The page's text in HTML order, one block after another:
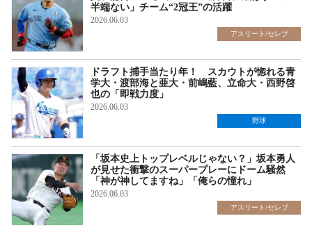
半端ない」チーム“2冠王”の活躍
2026.06.03
アスリート/セレブ
ドラフト捕手当たり年！ スカウトが惚れる青
学大・渡部海と亜大・前嶋藍、立命大・西野啓
也の「即戦力度」
2026.06.03
野球
「坂本史上トップレベルじゃない？」坂本勇人
が見せた衝撃のスーパープレーにドーム騒然
「神が神してますね」「俺らの憧れ」
2026.06.03
アスリート/セレブ